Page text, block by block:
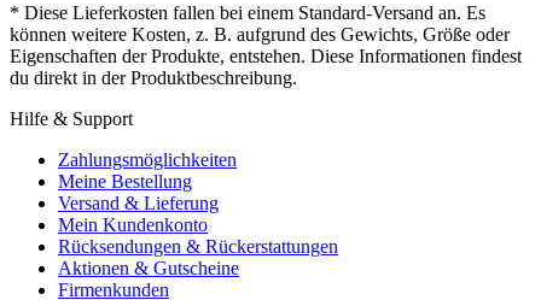
* Diese Lieferkosten fallen bei einem Standard-Versand an. Es
können weitere Kosten, z. B. aufgrund des Gewichts, Größe oder
Eigenschaften der Produkte, entstehen. Diese Informationen findest
du direkt in der Produktbeschreibung.
Hilfe & Support
Zahlungsmöglichkeiten
Meine Bestellung
Versand & Lieferung
Mein Kundenkonto
Rücksendungen & Rückerstattungen
Aktionen & Gutscheine
Firmenkunden